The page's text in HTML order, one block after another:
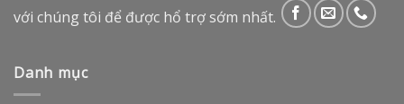
với chúng tôi để được hổ trợ sớm nhất.
Danh mục